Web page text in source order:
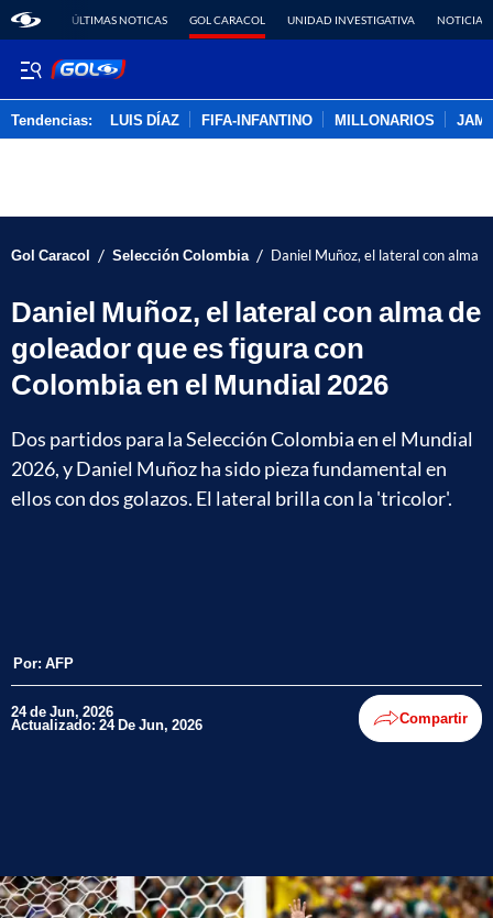
ÚLTIMAS NOTICAS GOL CARACOL UNIDAD INVESTIGATIVA NOTICIAS
Tendencias: LUIS DÍAZ FIFA-INFANTINO MILLONARIOS
Gol Caracol / Selección Colombia / Daniel Muñoz, el lateral con alma
Daniel Muñoz, el lateral con alma de
goleador que es figura con
Colombia en el Mundial 2026
Dos partidos para la Selección Colombia en el Mundial
2026, y Daniel Muñoz ha sido pieza fundamental en
ellos con dos golazos. El lateral brilla con la 'tricolor'.
Por: AFP
24 de Jun, 2026
Actualizado: 24 De Jun, 2026 Compartir